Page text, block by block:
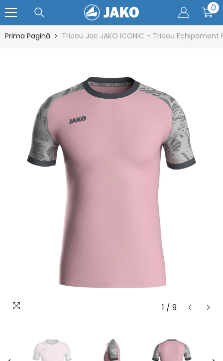
SARI LA CONȚINUT 00
Prima Pagină Tricou Joc JAKO ICONIC – Tricou Echipament
1 / 9